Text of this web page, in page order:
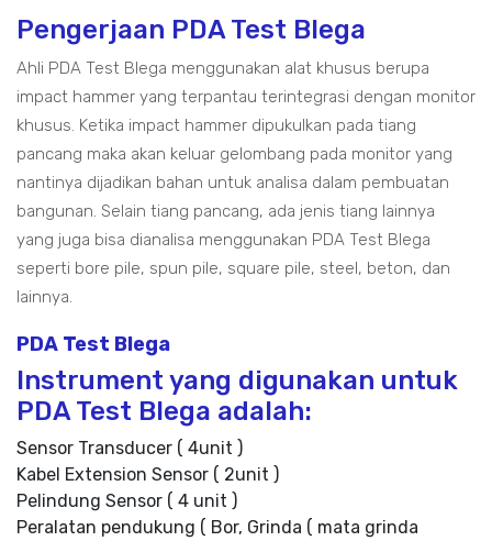
Pengerjaan PDA Test Blega
Ahli PDA Test Blega menggunakan alat khusus berupa
impact hammer yang terpantau terintegrasi dengan monitor
khusus. Ketika impact hammer dipukulkan pada tiang
pancang maka akan keluar gelombang pada monitor yang
nantinya dijadikan bahan untuk analisa dalam pembuatan
bangunan. Selain tiang pancang, ada jenis tiang lainnya
yang juga bisa dianalisa menggunakan PDA Test Blega
seperti bore pile, spun pile, square pile, steel, beton, dan
lainnya.
PDA Test Blega
Instrument yang digunakan untuk
PDA Test Blega adalah:
Sensor Transducer ( 4unit )
Kabel Extension Sensor ( 2unit )
Pelindung Sensor ( 4 unit )
Peralatan pendukung ( Bor, Grinda ( mata grinda